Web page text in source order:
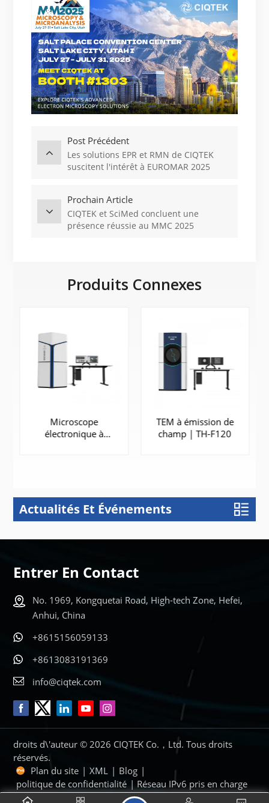
Post Précédent
Les solutions EPR et RMN de CIQTEK
suscitent l'intérêt à EUROMAR 2025
Prochain Article
CIQTEK et SciMed concluent une
présence réussie au MMC 2025
Produits Connexes
Microscope
électronique à
APPRENDRE
ENCORE
TEM à émission de
champ | TH-F120
APPRENDRE
ENCORE
Actualités Et Événements
Entrer En Contact
No. 1969, Kongquetai Road, High-tech Zone, Hefei,
Anhui, China
+8615156059133
+8613083191369
info@ciqtek.com
droits d\'auteur © 2026 CIQTEK Co.，Ltd. Tous droits
réservés.
Plan du site | XML | Blog |
politique de confidentialité | Réseau IPv6 pris en charge